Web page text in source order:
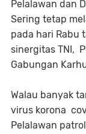
Pelalawan dan
Sering tetap
pada hari Rabu
sinergitas TNI,
Gabungan
Walau banyak
virus korona
Pelalawan